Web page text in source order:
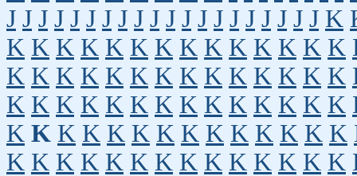
J J J J J J J J J J J J J J J J J J J J K
K K K K K K K K K K K K K K
K K K K K K K K K K K K K K
K K K K K K K K K K K K K K
K K K K K K K K K K K K K K
K K K K K K K K K K K K K K